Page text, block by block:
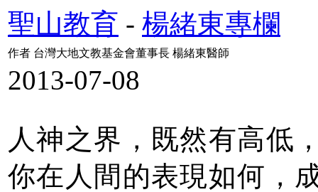
聖山教育 - 楊緒東專欄
作者 台灣大地文教基金會董事長 楊緒東醫師
2013-07-08
人神之界，既然有高低
你在人間的表現如何，